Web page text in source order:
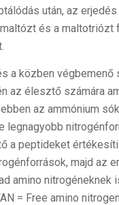
után, az
és a maltotriózt
a közben
az élesztő számára
az ammónium
legnagyobb
a peptideket
majd az
amino nitrogéneknek
= Free amino